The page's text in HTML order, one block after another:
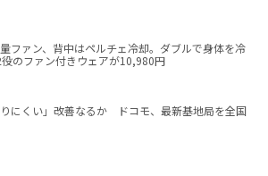
ファン、背中はペルチェ冷却。ダブルで身体を冷
のファン付きウェアが10,980円
りにくい」改善なるか ドコモ、最新基地局を全国